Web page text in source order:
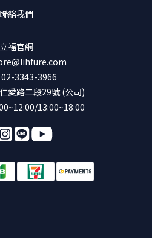
聯絡我們
立福官網
3343-3966
愛路二段29號 (公司)
13:00~18:00